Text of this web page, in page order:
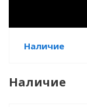
Наличие
Наличие